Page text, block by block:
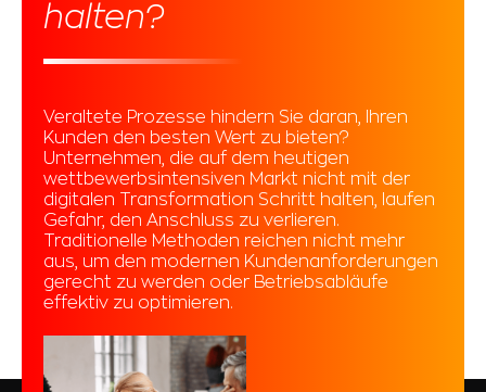
halten?
Veraltete Prozesse hindern Sie daran, Ihren
Kunden den besten Wert zu bieten?
Unternehmen, die auf dem heutigen
wettbewerbsintensiven Markt nicht mit der
digitalen Transformation Schritt halten, laufen
Gefahr, den Anschluss zu verlieren.
Traditionelle Methoden reichen nicht mehr
aus, um den modernen Kundenanforderungen
gerecht zu werden oder Betriebsabläufe
effektiv zu optimieren.